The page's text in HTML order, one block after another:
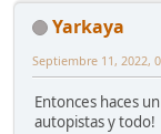
Yarkaya
Septiembre 11, 2022,
Entonces haces
autopistas y todo!